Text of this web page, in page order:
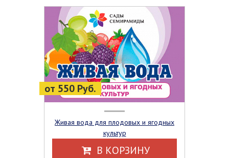
от 550 Руб.
Живая вода для плодовых и ягодных
культур
В КОРЗИНУ